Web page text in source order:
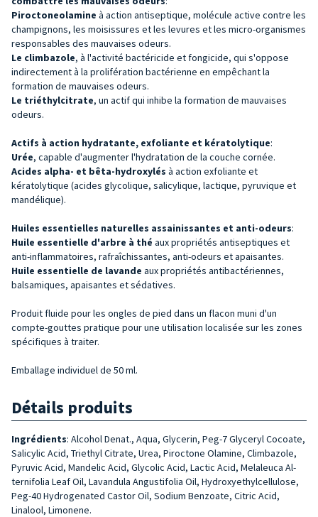
Piroctoneolamine à action antiseptique, molécule active contre les
champignons, les moisissures et les levures et les micro-organismes
responsables des mauvaises odeurs.
Le climbazole, à l'activité bactéricide et fongicide, qui s'oppose
indirectement à la prolifération bactérienne en empêchant la
formation de mauvaises odeurs.
Le triéthylcitrate, un actif qui inhibe la formation de mauvaises
odeurs.
Actifs à action hydratante, exfoliante et kératolytique:
Urée, capable d'augmenter l'hydratation de la couche cornée.
Acides alpha- et bêta-hydroxylés à action exfoliante et
kératolytique (acides glycolique, salicylique, lactique, pyruvique et
mandélique).
Huiles essentielles naturelles assainissantes et anti-odeurs:
Huile essentielle d'arbre à thé aux propriétés antiseptiques et
anti-inflammatoires, rafraîchissantes, anti-odeurs et apaisantes.
Huile essentielle de lavande aux propriétés antibactériennes,
balsamiques, apaisantes et sédatives.
Produit fluide pour les ongles de pied dans un flacon muni d'un
compte-gouttes pratique pour une utilisation localisée sur les zones
spécifiques à traiter.
Emballage individuel de 50 ml.
Détails produits
Ingrédients: Alcohol Denat., Aqua, Glyce­rin, Peg-7 Glyceryl Cocoate,
Salicylic Acid, Triethyl Citrate, Urea, Piroctone Olamine, Climbazole,
Pyruvic Acid, Mandelic Acid, Glycolic Acid, Lactic Acid, Melaleuca Al­
ternifolia Leaf Oil, Lavandula Angustifo­lia Oil, Hydroxyethylcellulose,
Peg-40 Hy­drogenated Castor Oil, Sodium Benzoate, Citric Acid,
Linalool, Limonene.